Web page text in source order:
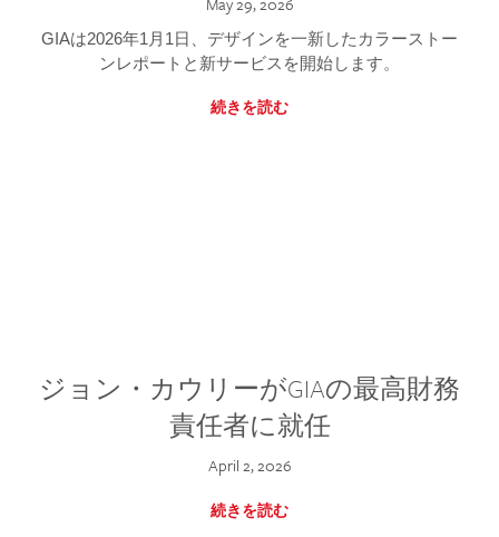
GIAは2026年1月1日、デザインを一新したカラーストー
ンレポートと新サービスを開始します。
続きを読む
ジョン・カウリーがGIAの最高財務
責任者に就任
April 2, 2026
続きを読む